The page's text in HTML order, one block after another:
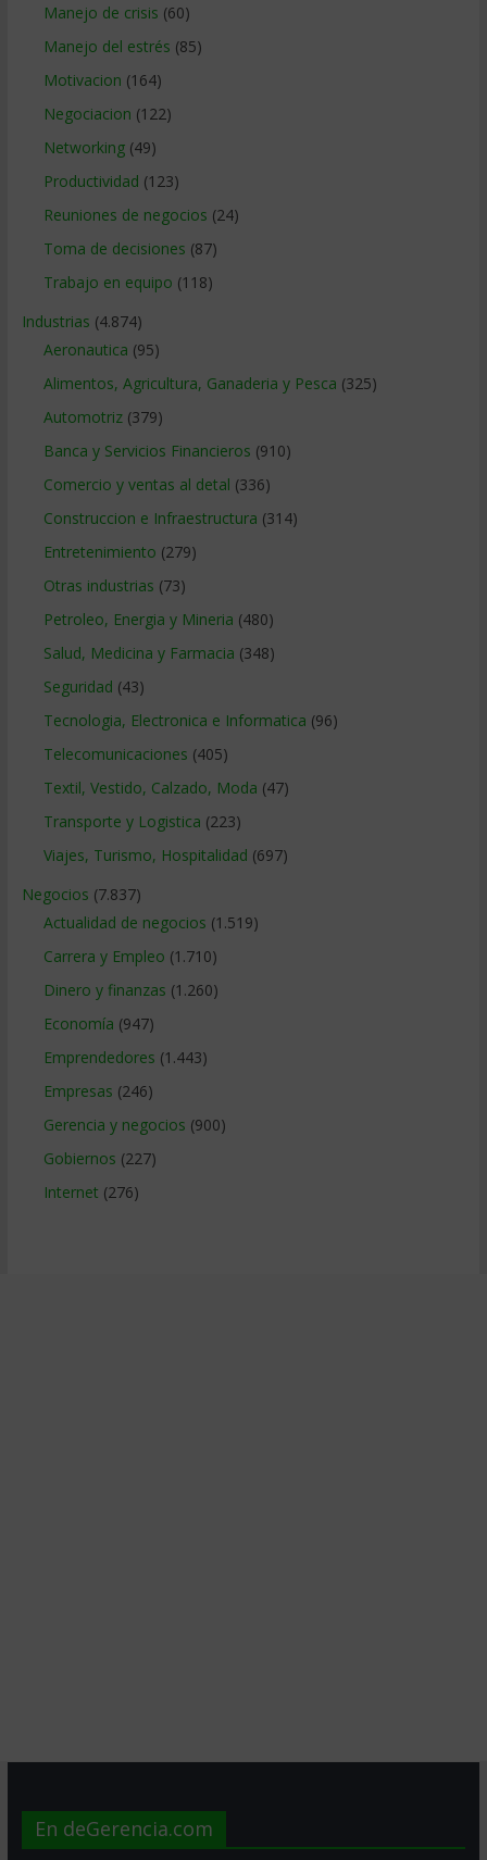
Manejo de crisis (60)
Manejo del estrés (85)
Motivacion (164)
Negociacion (122)
Networking(49)
Productividad (123)
Reuniones de negocios (24)
Toma de decisiones (87)
Trabajo en equipo (118)
Industrias (4.874)
Aeronautica (95)
Alimentos, Agricultura, Ganaderia y Pesca (325)
Automotriz(379)
Banca y Servicios Financieros (910)
Comercio y ventas al detal (336)
Construccion e Infraestructura (314)
Entretenimiento (279)
Otras industrias (73)
Petroleo, Energia y Mineria (480)
Salud, Medicina y Farmacia (348)
Seguridad (43)
Tecnologia, Electronica e Informatica (96)
Telecomunicaciones (405)
Textil, Vestido, Calzado, Moda (47)
Transporte y Logistica (223)
Viajes, Turismo, Hospitalidad (697)
Negocios (7.837)
Actualidad de negocios (1.519)
Carrera y Empleo (1.710)
Dinero y finanzas (1.260)
Economía (947)
Emprendedores (1.443)
Empresas (246)
Gerencia y negocios (900)
Gobiernos (227)
Internet (276)
En deGerencia.com